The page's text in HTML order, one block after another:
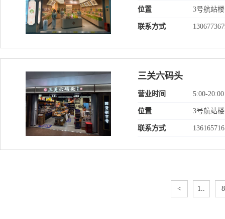
位置 3号航站
联系方式
三关六码头
营业时间 5:00-20:00
位置 3号航站
联系方式
< 1.. 8